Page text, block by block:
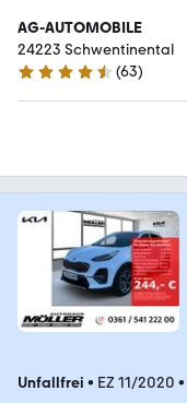
AG-AUTOMOBILE
24223 Schwentinental
4.4 Sterne
(63)
Unfallfrei • EZ 11/2020 •